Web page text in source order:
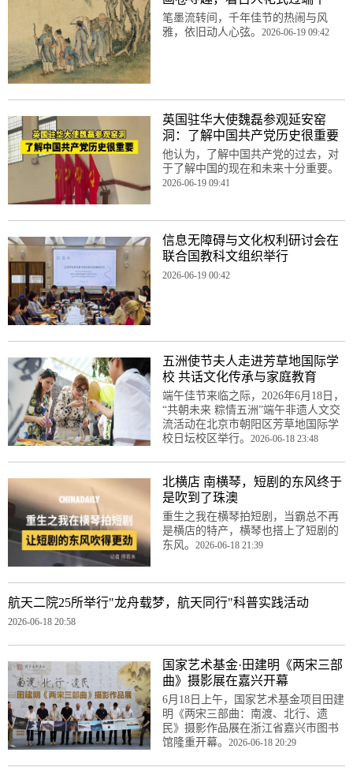
笔墨流转间，千年佳节的热闹与风
雅，依旧动人心弦。 2026-06-19 09:42
英国驻华大使魏磊参观延安窑
洞：了解中国共产党历史很重要
他认为，了解中国共产党的过去，对
于了解中国的现在和未来十分重要。
2026-06-19 09:41
信息无障碍与文化权利研讨会在
联合国教科文组织举行
2026-06-19 00:42
五洲使节夫人走进芳草地国际学
校 共话文化传承与家庭教育
端午佳节来临之际，2026年6月18日，
“共朝未来 粽情五洲”端午非遗人文交
流活动在北京市朝阳区芳草地国际学
校日坛校区举行。 2026-06-18 23:48
北横店 南横琴，短剧的东风终于
是吹到了珠澳
重生之我在横琴拍短剧，当霸总不再
是横店的特产，横琴也搭上了短剧的
东风。 2026-06-18 21:39
航天二院25所举行"龙舟载梦，航天同行"科普实践活动
2026-06-18 20:58
国家艺术基金·田建明《两宋三部
曲》摄影展在嘉兴开幕
6月18日上午，国家艺术基金项目田建
明《两宋三部曲：南渡、北行、遗
民》摄影作品展在浙江省嘉兴市图书
馆隆重开幕。 2026-06-18 20:29